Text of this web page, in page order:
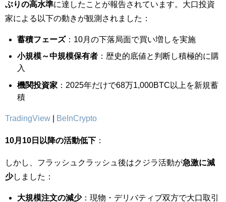
ぶりの高水準に達したことが報告されています。大口投資
家による以下の動きが観測されました：
蓄積フェーズ：10月の下落局面で買い増しを実施
小規模～中規模保有者 ：歴史的底値と判断し積極的に購
入
機関投資家 ：2025年だけで68万1,000BTC以上を新規蓄
積
TradingView BeInCrypto
10月10日以降の活動低下 ：
しかし、フラッシュクラッシュ後はクジラ活動が急激に減
少しました：
大規模注文の減少：現物・デリバティブ双方で大口取引